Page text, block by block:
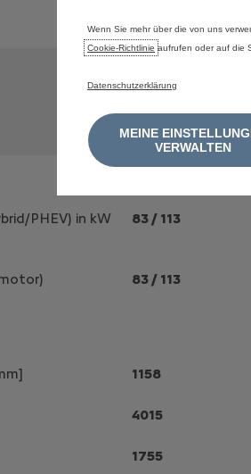
CO₂-Emissionen
PHEV) in kW
83 / 113
83 / 113
1158
4015
1755
Wenn Sie mehr über die von uns
Cookie‑Richtlinie aufrufen oder auf die
Datenschutzerklärung
MEINE EINSTELLUNGEN
VERWALTEN